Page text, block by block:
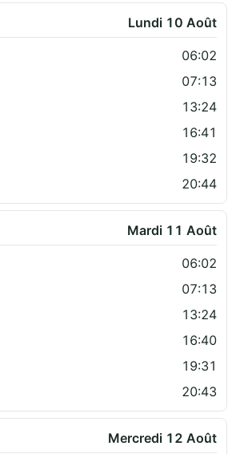
Lundi 10 Août
06:02
07:13
13:24
16:41
19:32
20:44
Mardi 11 Août
06:02
07:13
13:24
16:40
19:31
20:43
Mercredi 12 Août